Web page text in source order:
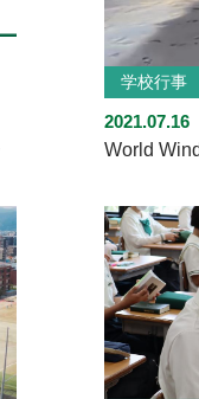
学校行事
2021.07.16
World